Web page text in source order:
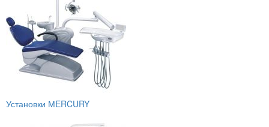
Установки МERCURY